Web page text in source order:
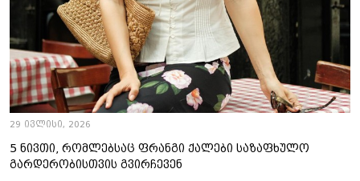
29 ივლისი, 2026
5 ნივთი, რომლებსაც ფრანგი ქალები საზაფხულო
გარდერობისთვის გვირჩევენ